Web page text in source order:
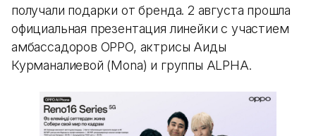
получали подарки от бренда. 2 августа прошла
официальная презентация линейки с участием
амбассадоров OPPO, актрисы Аиды
Курманалиевой (Mona) и группы ALPHA.